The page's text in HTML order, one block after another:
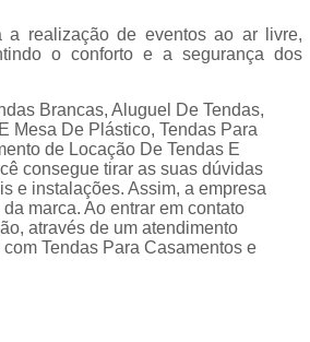
realização de eventos ao ar livre,
o conforto e a segurança dos
Brancas, Aluguel De Tendas,
Mesa De Plástico, Tendas Para
de Locação De Tendas E
consegue tirar as suas dúvidas
e instalações. Assim, a empresa
marca. Ao entrar em contato
através de um atendimento
Tendas Para Casamentos e